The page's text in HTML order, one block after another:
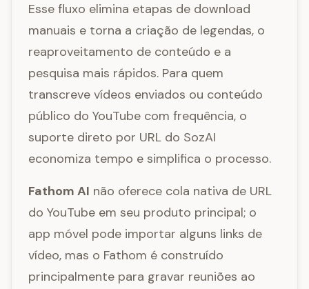
Esse fluxo elimina etapas de download
manuais e torna a criação de legendas, o
reaproveitamento de conteúdo e a
pesquisa mais rápidos. Para quem
transcreve vídeos enviados ou conteúdo
público do YouTube com frequência, o
suporte direto por URL do SozAI
economiza tempo e simplifica o processo.
Fathom AI não oferece cola nativa de URL
do YouTube em seu produto principal; o
app móvel pode importar alguns links de
vídeo, mas o Fathom é construído
principalmente para gravar reuniões ao